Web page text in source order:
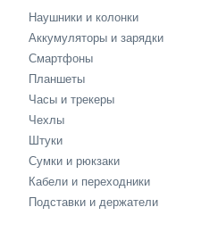
Наушники и колонки
Аккумуляторы и зарядки
Смартфоны
Планшеты
Часы и трекеры
Чехлы
Штуки
Сумки и рюкзаки
Кабели и переходники
Подставки и держатели